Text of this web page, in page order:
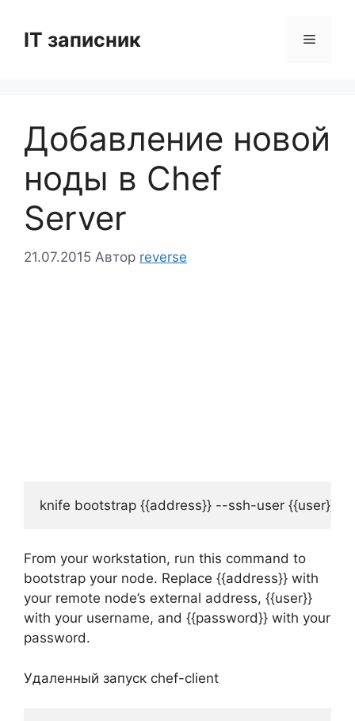
вмістуIT записник Меню
Добавление новой
ноды в Chef
Server
21.07.2015 Автор reverse
knife bootstrap {{address}} --ssh-user {{user}}
From your workstation, run this command to
bootstrap your node. Replace {{address}} with
your remote node’s external address, {{user}}
with your username, and {{password}} with your
password.
Удаленный запуск chef-client